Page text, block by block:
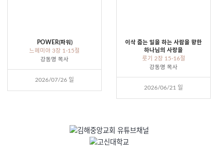
POWER(파워)
느헤미야 3장 1-15절
강동명 목사
2026/07/26 일
이삭 줍는 일을 하는 사람을 향한
하나님의 사랑을
룻기 2장 15-16절
강동명 목사
2026/06/21 일